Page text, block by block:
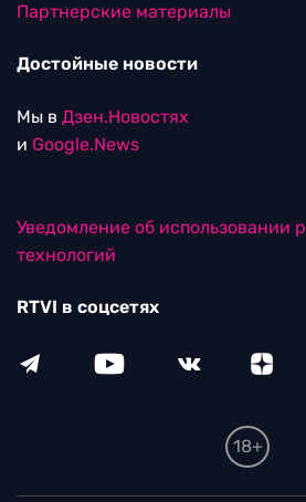
Партнерские материалы
Достойные новости
Мы в Дзен.Новостях
и Google.News
Уведомление об использовании
технологий
RTVI в соцсетях
18+